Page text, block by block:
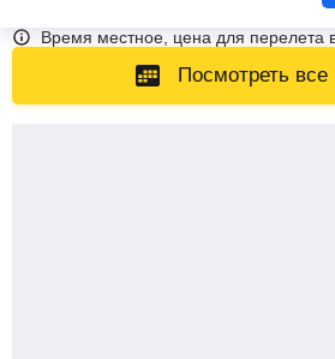
Время местное, цена для перелета
Посмотреть все